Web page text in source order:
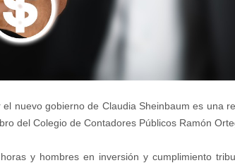
nuevo gobierno de Claudia Sheinbaum es una
del Colegio de Contadores Públicos Ramón
y hombres en inversión y cumplimiento